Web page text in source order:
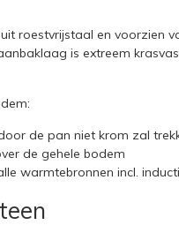
roestvrijstaal en voorzien
is extreem
de pan niet krom zal
de gehele bodem
warmtebronnen incl.